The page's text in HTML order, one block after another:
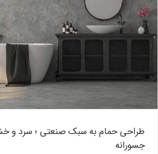
طراحی حمام به سبک صنعتی ؛ سرد و خشک ولی
بلاگ
طراحی حمام به سبک صنعتی ؛ سرد و
جسورانه